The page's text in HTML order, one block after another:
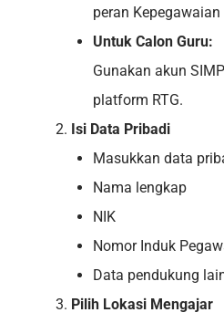
peran
Untuk Calon Guru:
Gunakan akun
platform RTG.
Isi Data Pribadi
Masukkan data
Nama lengkap
NIK
Nomor Induk
Data pendukung
Pilih Lokasi Mengajar